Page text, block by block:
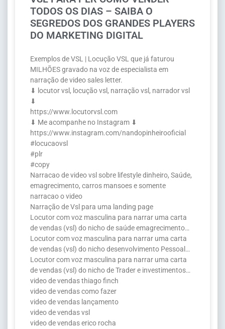
TODOS OS DIAS – SAIBA O
SEGREDOS DOS GRANDES PLAYERS
DO MARKETING DIGITAL
Exemplos de VSL | Locução VSL que já faturou
MILHÕES gravado na voz de especialista em
narração de video sales letter.
⬇ locutor vsl, locução vsl, narração vsl, narrador vsl
⬇
https://www.locutorvsl.com
⬇ Me acompanhe no Instagram ⬇
https://www.instagram.com/nandopinheirooficial
#locucaovsl
#plr
#copy
Narracao de video vsl sobre lifestyle dinheiro, Saúde,
emagrecimento, carros mansoes e somente
narracao o video
Narração de Vsl para uma landing page
Locutor com voz masculina para narrar uma carta
de vendas (vsl) do nicho de saúde emagrecimento…
Locutor com voz masculina para narrar uma carta
de vendas (vsl) do nicho desenvolvimento Pessoal…
Locutor com voz masculina para narrar uma carta
de vendas (vsl) do nicho de Trader e investimentos…
video de vendas thiago finch
video de vendas como fazer
video de vendas lançamento
video de vendas vsl
video de vendas erico rocha